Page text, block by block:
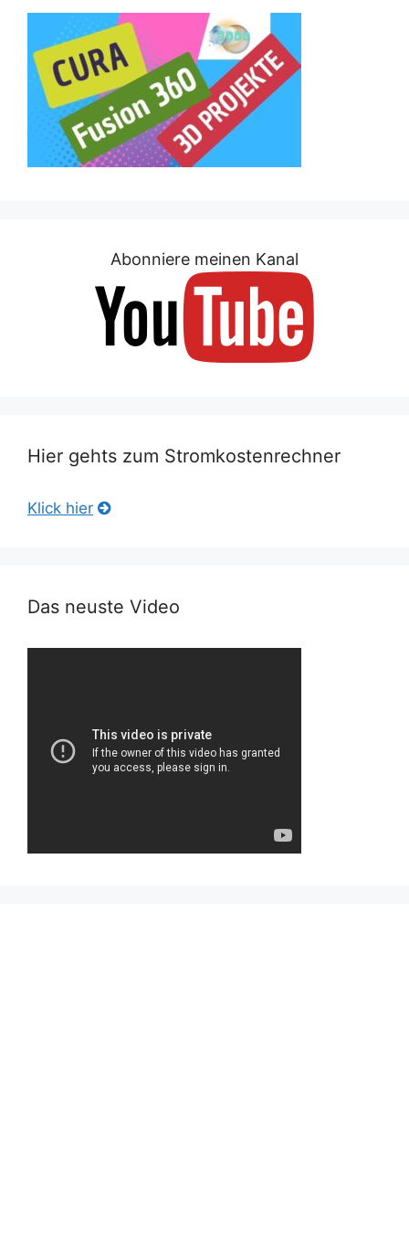
Abonniere meinen Kanal
Hier gehts zum Stromkostenrechner
Klick hier
Das neuste Video